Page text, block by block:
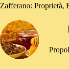
Zafferano: Proprietà,